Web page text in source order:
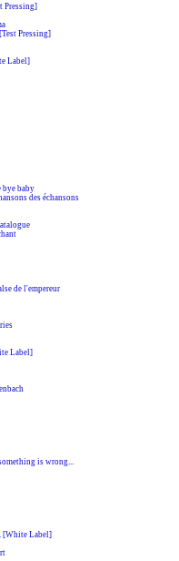
Pressing]
Pressing]
Label]
baby
des échansons
de l'empereur
Label]
is wrong...
[White Label]